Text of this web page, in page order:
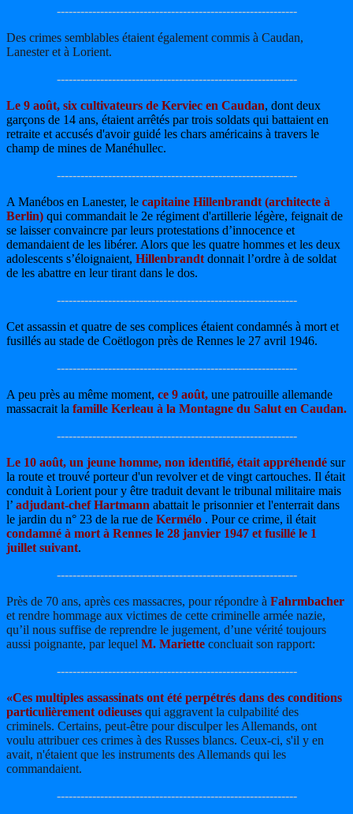
-------------------------------------------------------------
Des crimes semblables étaient également commis à Caudan,
Lanester et à Lorient.
-------------------------------------------------------------
Le 9 août, six cultivateurs de Kerviec en Caudan, dont deux
garçons de 14 ans, étaient arrêtés par trois soldats qui battaient en
retraite et accusés d'avoir guidé les chars américains à travers le
champ de mines de Manéhullec.
-------------------------------------------------------------
A Manébos en Lanester, le capitaine Hillenbrandt (architecte à
Berlin) qui commandait le 2e régiment d'artillerie légère, feignait de
se laisser convaincre par leurs protestations d’innocence et
demandaient de les libérer. Alors que les quatre hommes et les deux
adolescents s’éloignaient, Hillenbrandt donnait l’ordre à de soldat
de les abattre en leur tirant dans le dos.
-------------------------------------------------------------
Cet assassin et quatre de ses complices étaient condamnés à mort et
fusillés au stade de Coëtlogon près de Rennes le 27 avril 1946.
-------------------------------------------------------------
A peu près au même moment, ce 9 août, une patrouille allemande
massacrait la famille Kerleau à la Montagne du Salut en Caudan.
-------------------------------------------------------------
Le 10 août, un jeune homme, non identifié, était appréhendé sur
la route et trouvé porteur d'un revolver et de vingt cartouches. Il était
conduit à Lorient pour y être traduit devant le tribunal militaire mais
l’ adjudant-chef Hartmann abattait le prisonnier et l'enterrait dans
le jardin du n° 23 de la rue de Kermélo . Pour ce crime, il était
condamné à mort à Rennes le 28 janvier 1947 et fusillé le 1
juillet suivant.
-------------------------------------------------------------
Près de 70 ans, après ces massacres, pour répondre à Fahrmbacher
et rendre hommage aux victimes de cette criminelle armée nazie,
qu’il nous suffise de reprendre le jugement, d’une vérité toujours
aussi poignante, par lequel M. Mariette concluait son rapport:
-------------------------------------------------------------
«Ces multiples assassinats ont été perpétrés dans des conditions
particulièrement odieuses qui aggravent la culpabilité des
criminels. Certains, peut-être pour disculper les Allemands, ont
voulu attribuer ces crimes à des Russes blancs. Ceux-ci, s'il y en
avait, n'étaient que les instruments des Allemands qui les
commandaient.
-------------------------------------------------------------